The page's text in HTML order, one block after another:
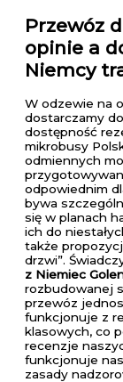
Przewóz
opinie a
Niemcy
W odzewie na
dostarczamy
dostępność
mikrobusy
odmiennych
odpowiednim
bywa
się w planach
ich do
także
drzwi”.
z Niemiec
rozbudowanej
przewóz
funkcjonuje z
klasowych, co
recenzje
funkcjonuje
zasady